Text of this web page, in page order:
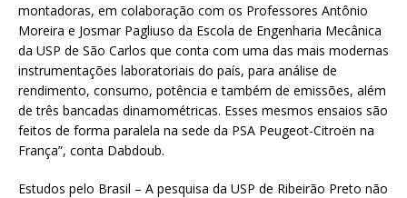
montadoras, em colaboração com os Professores Antônio
Moreira e Josmar Pagliuso da Escola de Engenharia Mecânica
da USP de São Carlos que conta com uma das mais modernas
instrumentações laboratoriais do país, para análise de
rendimento, consumo, potência e também de emissões, além
de três bancadas dinamométricas. Esses mesmos ensaios são
feitos de forma paralela na sede da PSA Peugeot-Citroën na
França”, conta Dabdoub.
Estudos pelo Brasil – A pesquisa da USP de Ribeirão Preto não